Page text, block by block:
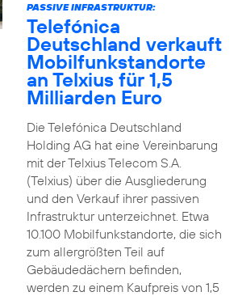
PASSIVE INFRASTRUKTUR:
Telefónica
Deutschland verkauft
Mobilfunkstandorte
an Telxius für 1,5
Milliarden Euro
Die Telefónica Deutschland
Holding AG hat eine Vereinbarung
mit der Telxius Telecom S.A.
(Telxius) über die Ausgliederung
und den Verkauf ihrer passiven
Infrastruktur unterzeichnet. Etwa
10.100 Mobilfunkstandorte, die sich
zum allergrößten Teil auf
Gebäudedächern befinden,
werden zu einem Kaufpreis von 1,5